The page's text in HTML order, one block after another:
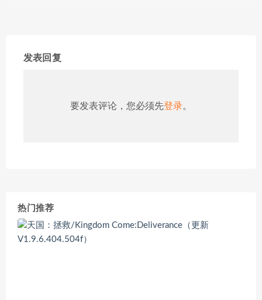
发表回复
要发表评论，您必须先登录。
热门推荐